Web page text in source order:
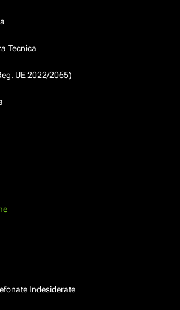
Tecnica
UE 2022/2065)
Indesiderate